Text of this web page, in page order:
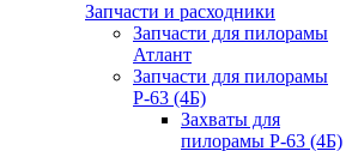
Запчасти и расходники
Запчасти для пилорамы
Атлант
Запчасти для пилорамы
Р-63 (4Б)
Захваты для
пилорамы Р-63 (4Б)